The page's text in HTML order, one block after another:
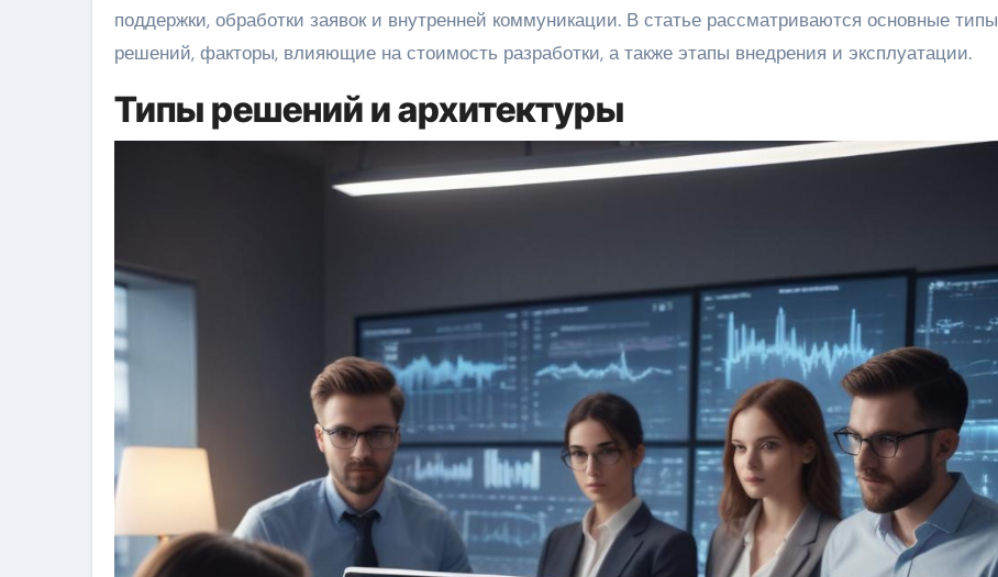
поддержки, обработки заявок и внутренней коммуникации. В статье рассматриваются основные типы
решений, факторы, влияющие на стоимость разработки, а также этапы внедрения и эксплуатации.
Типы решений и архитектуры